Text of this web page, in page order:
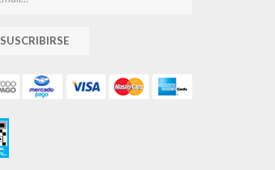
SUSCRIBIRSE